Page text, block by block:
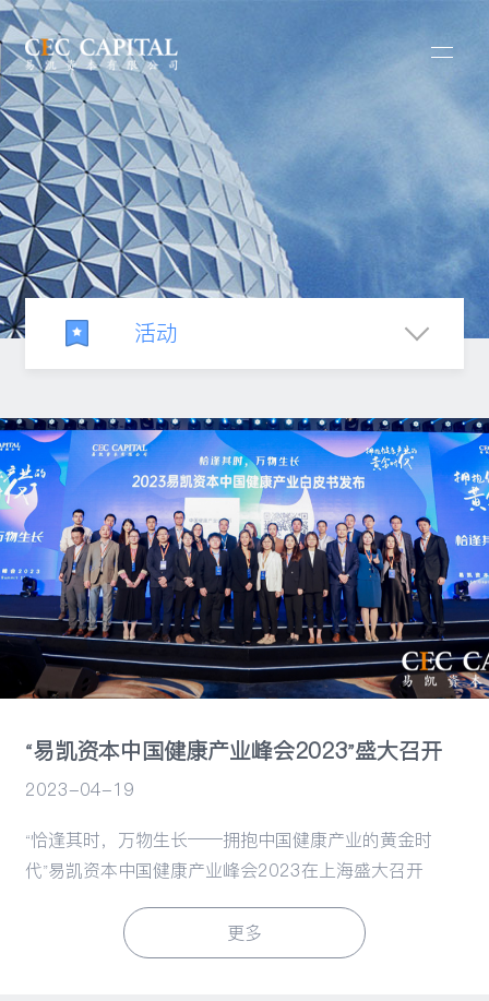
活动
新闻发布
行业观察
“易凯资本中国健康产业峰会2023”盛大召开
2023-04-19
“恰逢其时，万物生长——拥抱中国健康产业的黄金时
代”易凯资本中国健康产业峰会2023在上海盛大召开
更多